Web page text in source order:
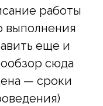
работы
еще и
сюда
— сроки